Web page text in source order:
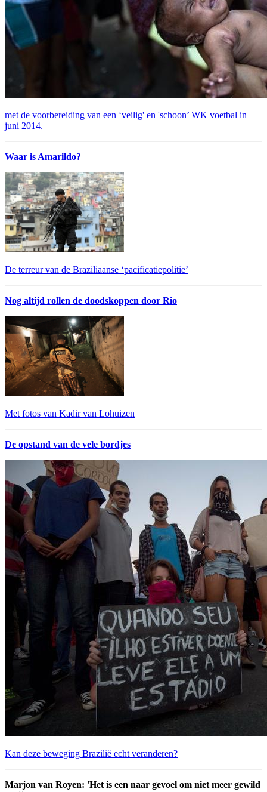
met de voorbereiding van een ‘veilig' en 'schoon’ WK voetbal in
juni 2014.
Waar is Amarildo?
De terreur van de Braziliaanse ‘pacificatiepolitie’
Nog altijd rollen de doodskoppen door Rio
Met fotos van Kadir van Lohuizen
De opstand van de vele bordjes
Kan deze beweging Brazilië echt veranderen?
Marjon van Royen: 'Het is een naar gevoel om niet meer gewild